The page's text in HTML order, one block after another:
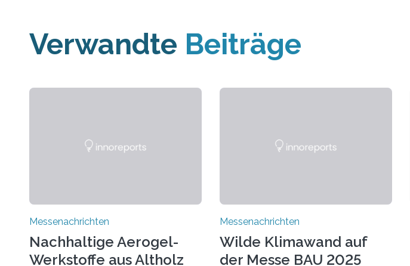
Verwandte Beiträge
Messenachrichten
Nachhaltige Aerogel-
Werkstoffe aus Altholz
Messenachrichten
Wilde Klimawand auf
der Messe BAU 2025